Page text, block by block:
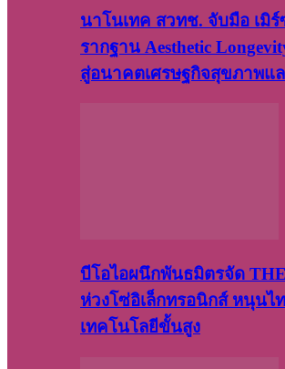
นาโนเทค สวทช. จับมือ เมิร์
รากฐาน Aesthetic
สู่อนาคตเศรษฐกิจสุขภาพแ
บีโอไอผนึกพันธมิตรจัด
ห่วงโซ่อิเล็กทรอนิกส์ หนุนไ
เทคโนโลยีขั้นสูง